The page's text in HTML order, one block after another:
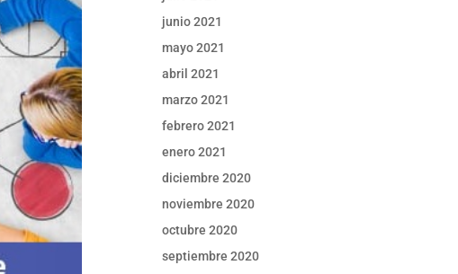
junio 2021
mayo 2021
abril 2021
marzo 2021
febrero 2021
enero 2021
diciembre 2020
noviembre 2020
octubre 2020
septiembre 2020